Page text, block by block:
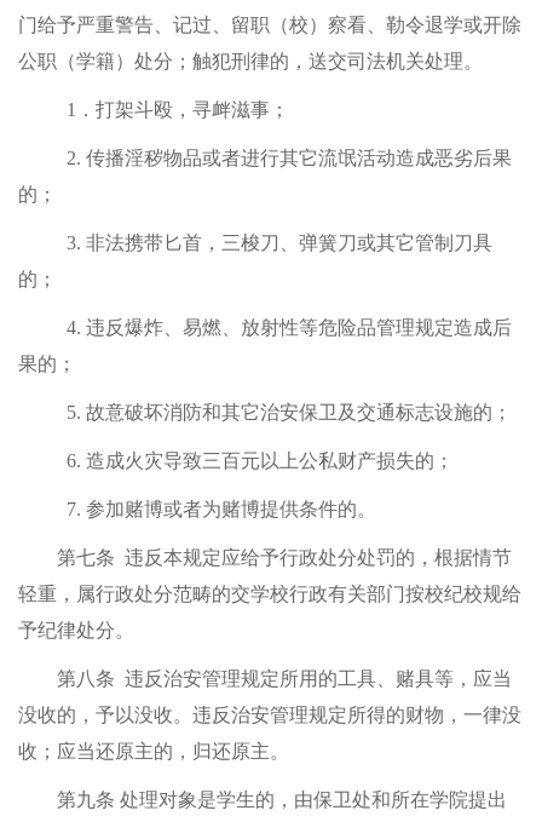
门给予严重警告、记过、留职（校）察看、勒令退学或开除
公职（学籍）处分；触犯刑律的，送交司法机关处理。
1 ．打架斗殴，寻衅滋事；
2. 传播淫秽物品或者进行其它流氓活动造成恶劣后果
的；
3. 非法携带匕首，三梭刀、弹簧刀或其它管制刀具
的；
4. 违反爆炸、易燃、放射性等危险品管理规定造成后
果的；
5. 故意破坏消防和其它治安保卫及交通标志设施的；
6. 造成火灾导致三百元以上公私财产损失的；
7. 参加赌博或者为赌博提供条件的。
第七条 违反本规定应给予行政处分处罚的，根据情节
轻重，属行政处分范畴的交学校行政有关部门按校纪校规给
予纪律处分。
第八条 违反治安管理规定所用的工具、赌具等，应当
没收的，予以没收。违反治安管理规定所得的财物，一律没
收；应当还原主的，归还原主。
第九条 处理对象是学生的，由保卫处和所在学院提出